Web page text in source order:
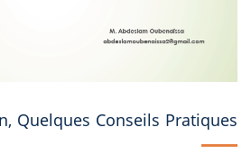
Quelques Conseils Pratiques